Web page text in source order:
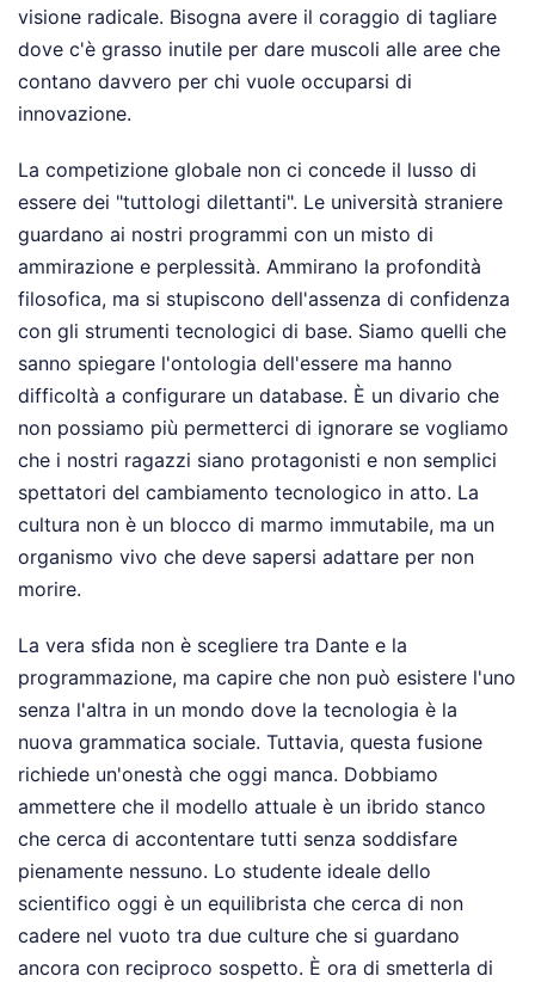
visione radicale. Bisogna avere il coraggio di tagliare
dove c'è grasso inutile per dare muscoli alle aree che
contano davvero per chi vuole occuparsi di
innovazione.
La competizione globale non ci concede il lusso di
essere dei "tuttologi dilettanti". Le università straniere
guardano ai nostri programmi con un misto di
ammirazione e perplessità. Ammirano la profondità
filosofica, ma si stupiscono dell'assenza di confidenza
con gli strumenti tecnologici di base. Siamo quelli che
sanno spiegare l'ontologia dell'essere ma hanno
difficoltà a configurare un database. È un divario che
non possiamo più permetterci di ignorare se vogliamo
che i nostri ragazzi siano protagonisti e non semplici
spettatori del cambiamento tecnologico in atto. La
cultura non è un blocco di marmo immutabile, ma un
organismo vivo che deve sapersi adattare per non
morire.
La vera sfida non è scegliere tra Dante e la
programmazione, ma capire che non può esistere l'uno
senza l'altra in un mondo dove la tecnologia è la
nuova grammatica sociale. Tuttavia, questa fusione
richiede un'onestà che oggi manca. Dobbiamo
ammettere che il modello attuale è un ibrido stanco
che cerca di accontentare tutti senza soddisfare
pienamente nessuno. Lo studente ideale dello
scientifico oggi è un equilibrista che cerca di non
cadere nel vuoto tra due culture che si guardano
ancora con reciproco sospetto. È ora di smetterla di